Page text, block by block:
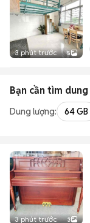
3 phút trước 5
Bạn cần tìm
Dung lượng: 64 GB
3 phút trước 3